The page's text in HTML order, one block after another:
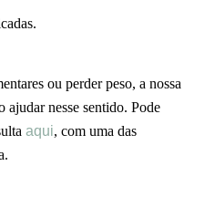
ou perder peso, a nossa
ajudar nesse sentido. Pode
aqui, com uma das